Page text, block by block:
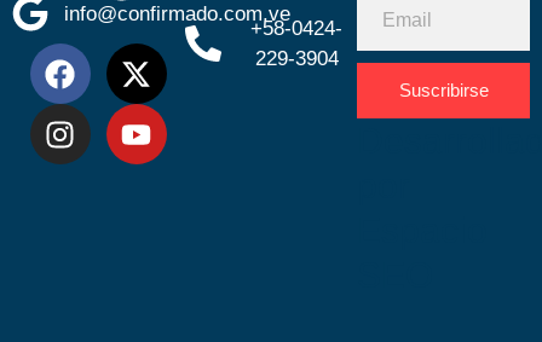
info@confirmado.com.ve
+58-0424-
229-3904
Suscribirse